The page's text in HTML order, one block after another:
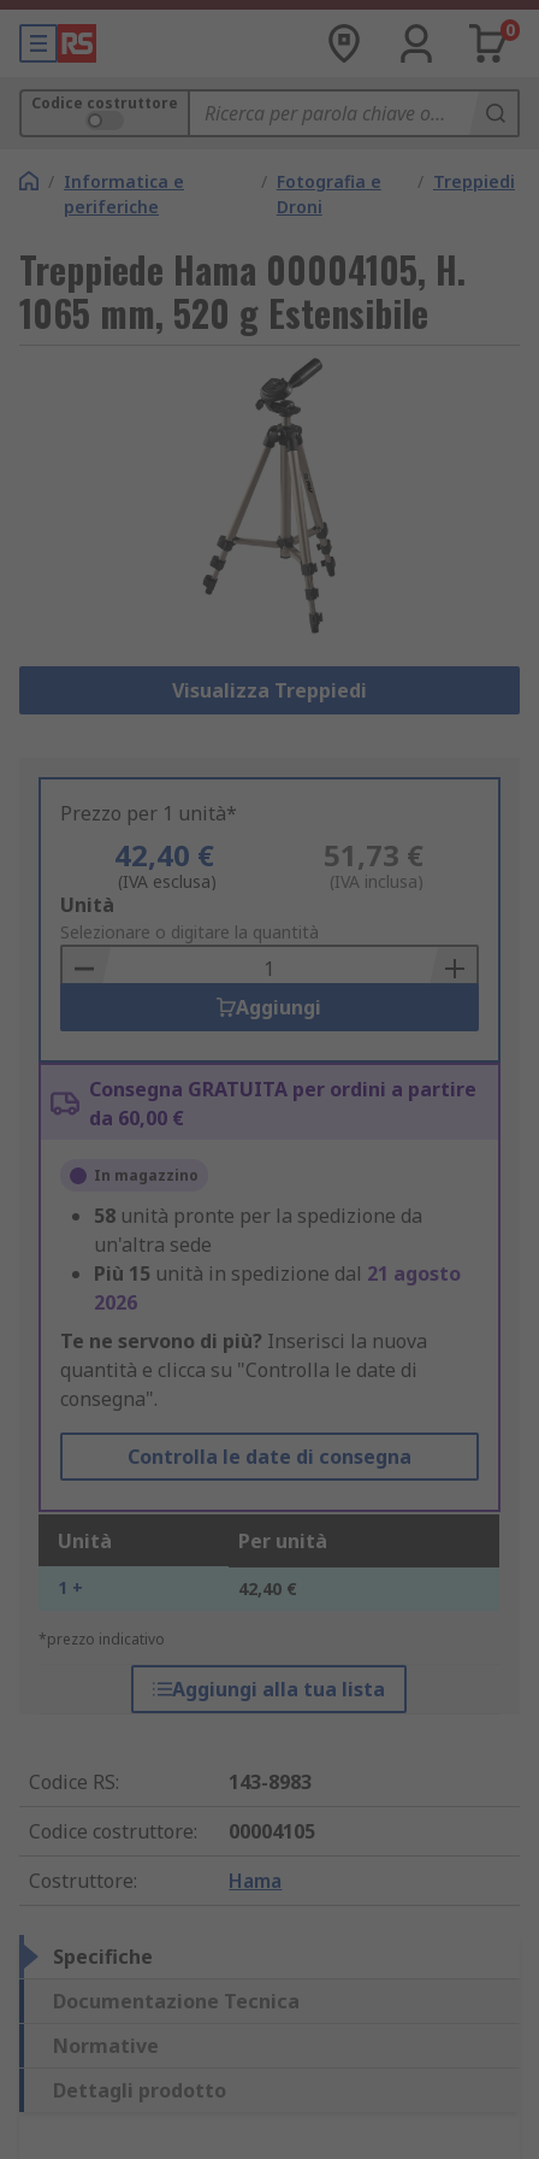
0
Codice costruttore
/ Informatica e
periferiche
/ Fotografia e
Droni
/ Treppiedi
Treppiede Hama 00004105, H.
1065 mm, 520 g Estensibile
Visualizza Treppiedi
Prezzo per 1 unità*
42,40 €
(IVA esclusa)
51,73 €
(IVA inclusa)
Add
to
Basket
Unità
Selezionare o digitare la quantità
Aggiungi
Consegna GRATUITA per ordini a partire
da 60,00 €
In magazzino
58 unità pronte per la spedizione da
un'altra sede
Più 15 unità in spedizione dal 21 agosto
2026
Te ne servono di più? Inserisci la nuova
quantità e clicca su "Controlla le date di
consegna".
Controlla le date di consegna
Unità Per unità
1 + 42,40 €
*prezzo indicativo
Aggiungi alla tua lista
Codice RS:
143-8983
Codice costruttore:
00004105
Costruttore: Hama
Specifiche
Documentazione Tecnica
Normative
Dettagli prodotto